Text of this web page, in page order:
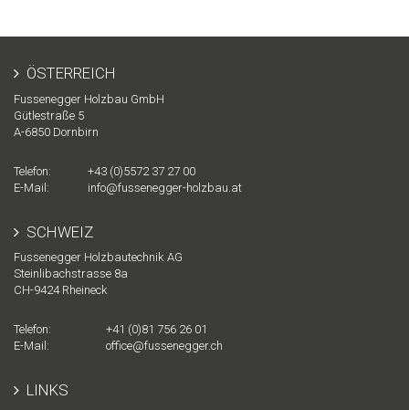
ÖSTERREICH
Fussenegger Holzbau GmbH
Gütlestraße 5
A-6850 Dornbirn
Telefon:
+43 (0)5572 37 27 00
E-Mail:
info@fussenegger-holzbau.at
SCHWEIZ
Fussenegger Holzbautechnik AG
Steinlibachstrasse 8a
CH-9424 Rheineck
Telefon:
+41 (0)81 756 26 01
E-Mail:
office@fussenegger.ch
LINKS